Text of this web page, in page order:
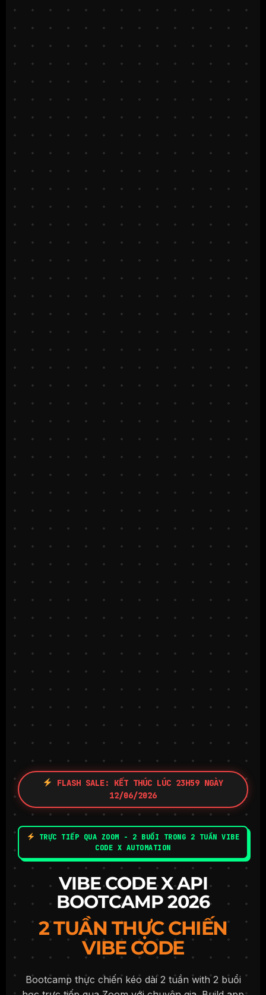
FLASH SALE: KẾT THÚC LÚC 23H59 NGÀY
12/06/2026
TRỰC TIẾP QUA ZOOM - 2 BUỔI TRONG 2 TUẦN VIBE
CODE X AUTOMATION
VIBE CODE X API
BOOTCAMP 2026
2 TUẦN THỰC CHIẾN
VIBE CODE
Bootcamp thực chiến kéo dài 2 tuần with 2 buổi